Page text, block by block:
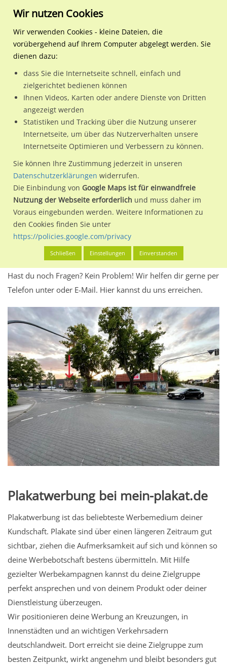
Regionale Plakatwerbung Brandenburg
Velten, Stadt
Rosa-Luxemburg-Str. 22
16727 / Velten, Stadt
Nutze günstige Werbemöglichkeiten am Standort Rosa-
Luxemburg-Str. 22 / Aldi Si. Str. in Velten, Stadt.
Wir erheben für jede unserer Werbeflächen individuelle und
aktuelleStandortinformationenundLeistungswerte
kannst du dich schon vor der Buchung im Detail über den
Standort, seine Reichweite und Werbewirkung sowie
eventuelle Beschränkungen in den zugelassenen
Werbeinhalten informieren.
Alles klar? Dann findest du direkt im unteren Teil dieser Seite
Buchungdes Standorts.
Hast du noch Fragen? Kein Problem! Wir helfen dir gerne per
Telefon unter oder E-Mail. Hier kannst du uns erreichen.
Plakatwerbung bei mein-plakat.de
Plakatwerbung ist das beliebteste Werbemedium deiner
Kundschaft. Plakate sind über einen längeren Zeitraum gut
sichtbar, ziehen die Aufmerksamkeit auf sich und können so
deine Werbebotschaft bestens übermitteln. Mit Hilfe
gezielter Werbekampagnen kannst du deine Zielgruppe
perfekt ansprechen und von deinem Produkt oder deiner
Dienstleistung überzeugen.
Wir positionieren deine Werbung an Kreuzungen, in
Innenstädten und an wichtigen Verkehrsadern
deutschlandweit. Dort erreicht sie deine Zielgruppe zum
besten Zeitpunkt, wirkt angenehm und bleibt besonders gut
Wir nutzen Cookies
Wir verwenden Cookies - kleine Dateien, die
vorübergehend auf Ihrem Computer abgelegt werden. Sie
dienen dazu:
dass Sie die Internetseite schnell, einfach und
zielgerichtet bedienen können
Ihnen Videos, Karten oder andere Dienste von Dritten
angezeigt werden
Statistiken und Tracking über die Nutzung unserer
Internetseite, um über das Nutzerverhalten unsere
Internetseite Optimieren und Verbessern zu können.
Sie können Ihre Zustimmung jederzeit in unseren
Datenschutzerklärungen widerrufen.
Die Einbindung von Google Maps ist für einwandfreie
Nutzung der Webseite erforderlich und muss daher im
Voraus eingebunden werden. Weitere Informationen zu
den Cookies finden Sie unter
https://policies.google.com/privacy
Schließen Einstellungen Einverstanden